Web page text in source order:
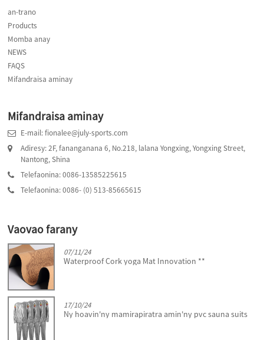
an-trano
Products
Momba anay
NEWS
FAQS
Mifandraisa aminay
Mifandraisa aminay
E-mail: fionalee@july-sports.com
Adiresy: 2F, fananganana 6, No.218, lalana Yongxing, Yongxing Street,
Nantong, Shina
Telefaonina: 0086-13585225615
Telefaonina: 0086- (0) 513-85665615
Vaovao farany
07/11/24
Waterproof Cork yoga Mat Innovation **
17/10/24
Ny hoavin'ny mamirapiratra amin'ny pvc sauna suits